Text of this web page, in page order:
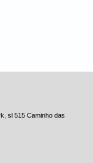
sl 515 Caminho das